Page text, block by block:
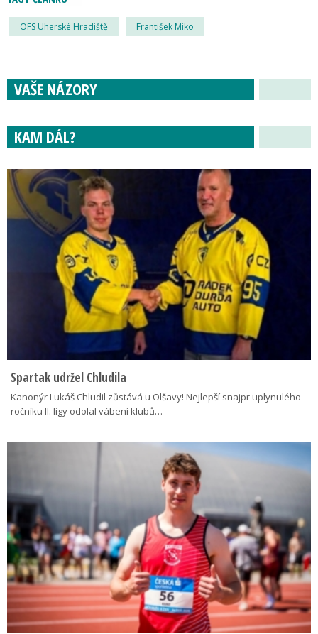
OFS Uherské Hradiště František Miko
VAŠE NÁZORY
KAM DÁL?
Spartak udržel Chludila
Kanonýr Lukáš Chludil zůstává u Olšavy! Nejlepší snajpr uplynulého
ročníku II. ligy odolal vábení klubů…